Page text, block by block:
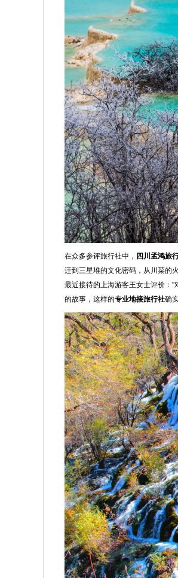
在众多参评旅行社中， 四川孟鸿旅
迁到三星堆的文化密码，从川菜的
最近接待的上海游客王女士评价："
的故事，这样的专业地接旅行社确